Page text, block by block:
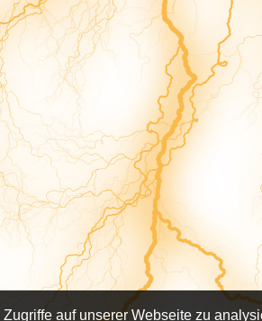
auf unserer Webseite zu